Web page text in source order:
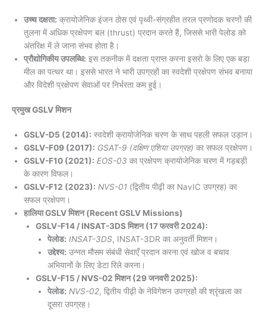
उच्च दक्षता: क्रायोजेनिक इंजन ठोस एवं पृथ्वी-संग्रहीत तरल प्रणोदक चरणों की
तुलना में अधिक प्रक्षेपण बल (thrust) प्रदान करते हैं, जिससे भारी पेलोड को
अंतरिक्ष में ले जाना संभव होता है।
प्रौद्योगिकीय उपलब्धि: इस तकनीक में दक्षता प्राप्त करना इसरो के लिए एक बड़ा
मील का पत्थर था। इससे भारत ने भारी उपग्रहों का स्वदेशी प्रक्षेपण संभव बनाया
और विदेशी प्रक्षेपण सेवाओं पर निर्भरता कम हुई।
प्रमुख GSLV मिशन
GSLV-D5 (2014): स्वदेशी क्रायोजेनिक चरण के साथ पहली सफल उड़ान।
GSLV-F09 (2017): GSAT-9 (दक्षिण एशिया उपग्रह) का सफल प्रक्षेपण।
GSLV-F10 (2021): EOS-03 का प्रक्षेपण क्रायोजेनिक चरण में गड़बड़ी
के कारण विफल।
GSLV-F12 (2023): NVS-01 (द्वितीय पीढ़ी का NavIC उपग्रह) का
सफल प्रक्षेपण।
हालिया GSLV मिशन (Recent GSLV Missions)
GSLV-F14 / INSAT-3DS मिशन (17 फरवरी 2024):
पेलोड: INSAT-3DS, INSAT-3DR का अनुवर्ती मिशन।
उद्देश्य: उन्नत मौसम संबंधी सेवाएँ प्रदान करना एवं खोज व बचाव
अभियानों के लिए डेटा रिले करना।
GSLV-F15 / NVS-02 मिशन (29 जनवरी 2025):
पेलोड: NVS-02, द्वितीय पीढ़ी के नेविगेशन उपग्रहों की श्रृंखला का
दूसरा उपग्रह।